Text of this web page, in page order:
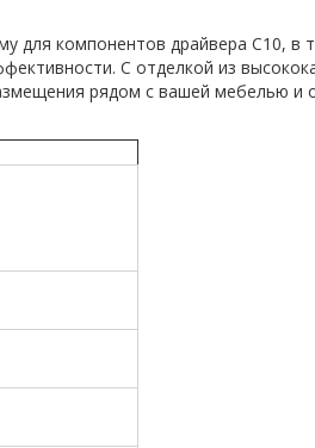
для компонентов драйвера C10, в
С отделкой из
рядом с вашей мебелью и